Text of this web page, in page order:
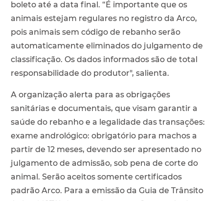
boleto até a data final. “É importante que os
animais estejam regulares no registro da Arco,
pois animais sem código de rebanho serão
automaticamente eliminados do julgamento de
classificação. Os dados informados são de total
responsabilidade do produtor", salienta.
A organização alerta para as obrigações
sanitárias e documentais, que visam garantir a
saúde do rebanho e a legalidade das transações:
exame andrológico: obrigatório para machos a
partir de 12 meses, devendo ser apresentado no
julgamento de admissão, sob pena de corte do
animal. Serão aceitos somente certificados
padrão Arco. Para a emissão da Guia de Trânsito